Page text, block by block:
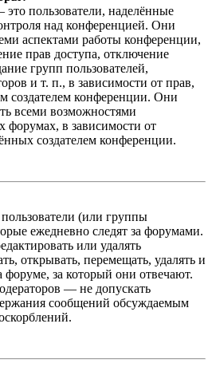
пользователи, наделённые
над конференцией. Они
аспектами работы конференции,
прав доступа, отключение
групп пользователей,
и т. п., в зависимости от прав,
создателем конференции. Они
всеми возможностями
форумах, в зависимости от
создателем конференции.
(или группы
ежедневно следят за форумами.
или удалять
открывать, перемещать, удалять и
форуме, за который они отвечают.
— не допускать
сообщений обсуждаемым